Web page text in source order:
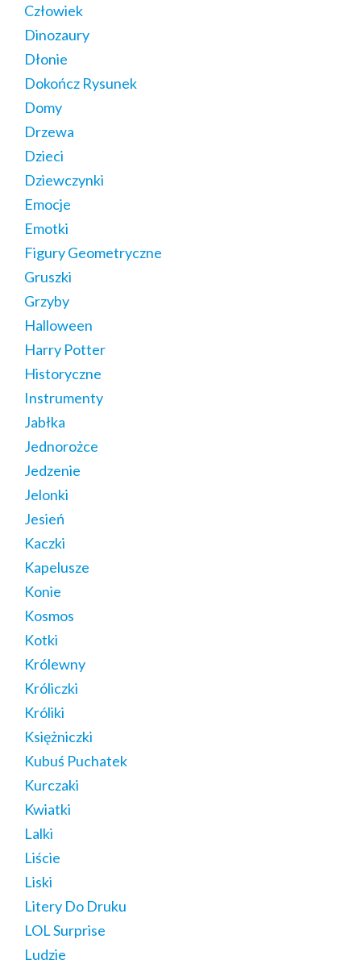
Człowiek
Dinozaury
Dłonie
Dokończ Rysunek
Domy
Drzewa
Dzieci
Dziewczynki
Emocje
Emotki
Figury Geometryczne
Gruszki
Grzyby
Halloween
Harry Potter
Historyczne
Instrumenty
Jabłka
Jednorożce
Jedzenie
Jelonki
Jesień
Kaczki
Kapelusze
Konie
Kosmos
Kotki
Królewny
Króliczki
Króliki
Księżniczki
Kubuś Puchatek
Kurczaki
Kwiatki
Lalki
Liście
Liski
Litery Do Druku
LOL Surprise
Ludzie